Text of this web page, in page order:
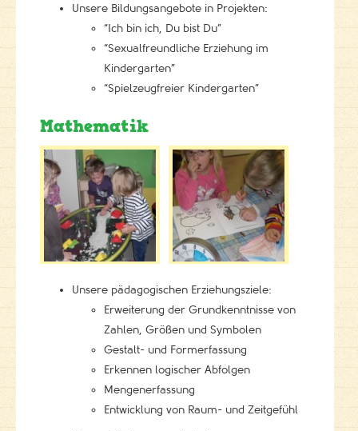
Unsere Bildungsangebote in Projekten:
“Ich bin ich, Du bist Du”
“Sexualfreundliche Erziehung im
Kindergarten”
“Spielzeugfreier Kindergarten”
Mathematik
Unsere pädagogischen Erziehungsziele:
Erweiterung der Grundkenntnisse von
Zahlen, Größen und Symbolen
Gestalt- und Formerfassung
Erkennen logischer Abfolgen
Mengenerfassung
Entwicklung von Raum- und Zeitgefühl